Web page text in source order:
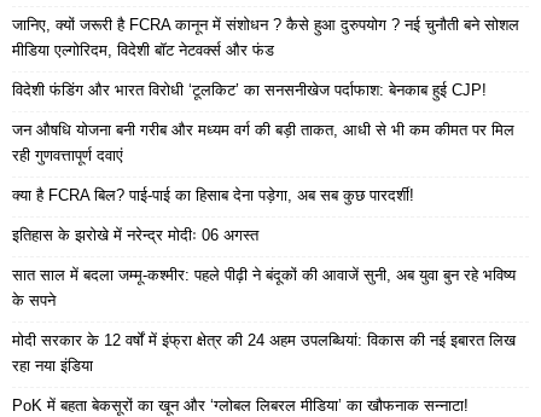
जानिए, क्यों जरूरी है FCRA कानून में संशोधन ? कैसे हुआ दुरुपयोग ? नई चुनौती बने सोशल
मीडिया एल्गोरिदम, विदेशी बॉट नेटवर्क्स और फंड
विदेशी फंडिंग और भारत विरोधी ‘टूलकिट’ का सनसनीखेज पर्दाफाश: बेनकाब हुई CJP!
जन औषधि योजना बनी गरीब और मध्यम वर्ग की बड़ी ताकत, आधी से भी कम कीमत पर मिल
रही गुणवत्तापूर्ण दवाएं
क्या है FCRA बिल? पाई-पाई का हिसाब देना पड़ेगा, अब सब कुछ पारदर्शी!
इतिहास के झरोखे में नरेन्द्र मोदीः 06 अगस्त
सात साल में बदला जम्मू-कश्मीर: पहले पीढ़ी ने बंदूकों की आवाजें सुनी, अब युवा बुन रहे भविष्य
के सपने
मोदी सरकार के 12 वर्षों में इंफ्रा क्षेत्र की 24 अहम उपलब्धियां: विकास की नई इबारत लिख
रहा नया इंडिया
PoK में बहता बेकसूरों का खून और ‘ग्लोबल लिबरल मीडिया’ का खौफनाक सन्नाटा!